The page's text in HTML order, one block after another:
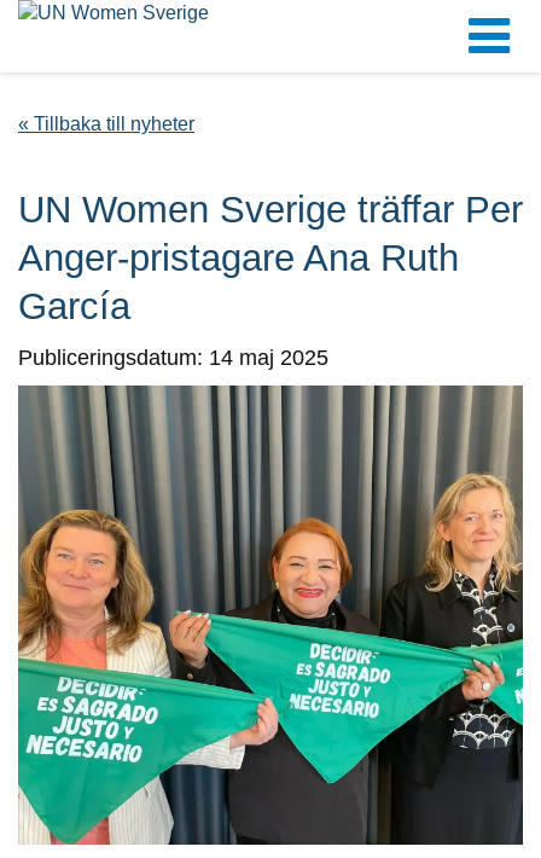
« Tillbaka till nyheter
UN Women Sverige träffar Per
Anger-pristagare Ana Ruth
García
Publiceringsdatum: 14 maj 2025